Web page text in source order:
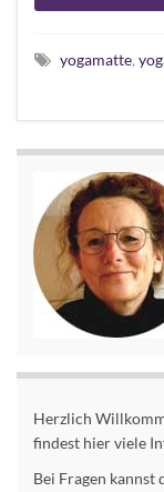
yogamatte,
Herzlich
findest hier viele
Bei Fragen